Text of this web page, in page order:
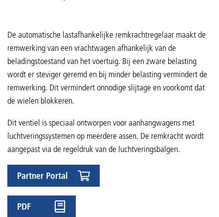
De automatische lastafhankelijke remkrachtregelaar maakt de
remwerking van een vrachtwagen afhankelijk van de
beladingstoestand van het voertuig. Bij een zware belasting
wordt er steviger geremd en bij minder belasting vermindert de
remwerking. Dit vermindert onnodige slijtage en voorkomt dat
de wielen blokkeren.
Dit ventiel is speciaal ontworpen voor aanhangwagens met
luchtveringssystemen op meerdere assen. De remkracht wordt
aangepast via de regeldruk van de luchtveringsbalgen.
Partner Portal
PDF